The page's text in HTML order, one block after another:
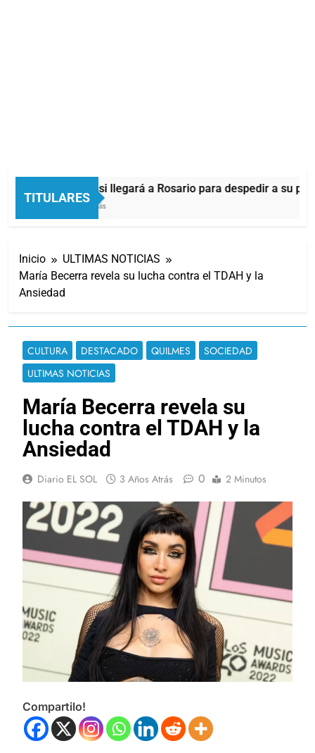
TITULARES
Lionel Messi llegará a Rosario para despedir a su
18 Minutos Atrás
Inicio
ULTIMAS NOTICIAS
María Becerra revela su lucha contra el TDAH y la
Ansiedad
CULTURA DESTACADO QUILMES
SOCIEDAD
ULTIMAS NOTICIAS
María Becerra revela su
lucha contra el TDAH y la
Ansiedad
Diario EL SOL 3 Años Atrás 0 2 Minutos
Compartilo!